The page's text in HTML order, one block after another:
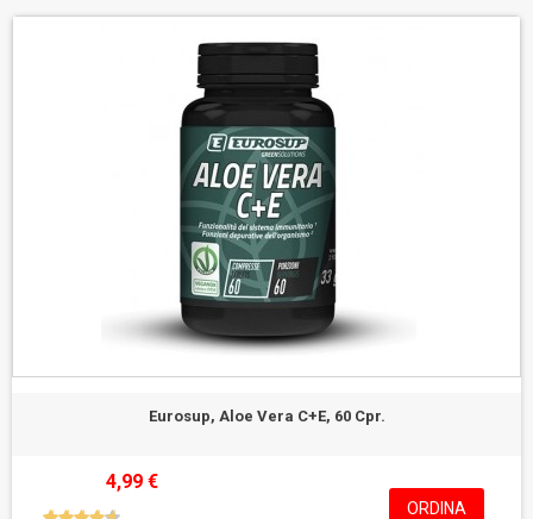
Eurosup, Aloe Vera C+E, 60 Cpr.
4,99 €
ORDINA